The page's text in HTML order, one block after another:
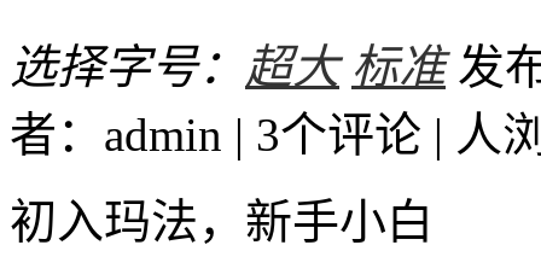
选择字号： 超大 标准 发
者：admin | 3个评论 | 人
初入玛法，新手小白